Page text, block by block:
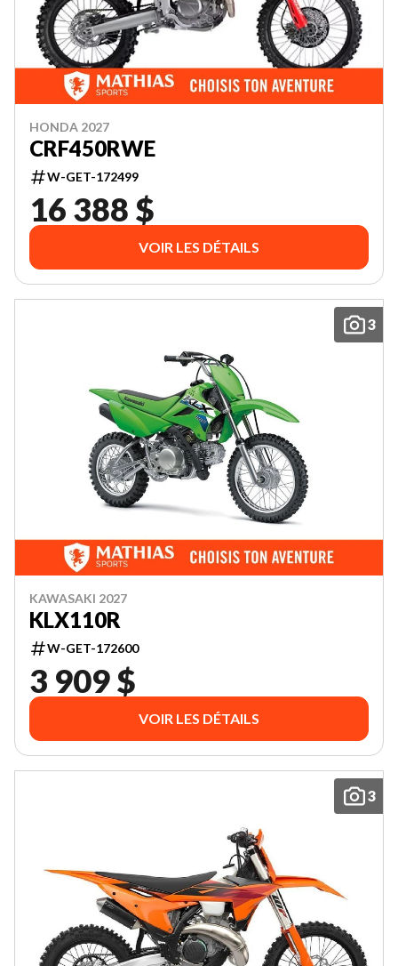
HONDA 2027
CRF450RWE
W-GET-172499
16 388 $
VOIR LES DÉTAILS
3
KAWASAKI 2027
KLX110R
W-GET-172600
3 909 $
VOIR LES DÉTAILS
3